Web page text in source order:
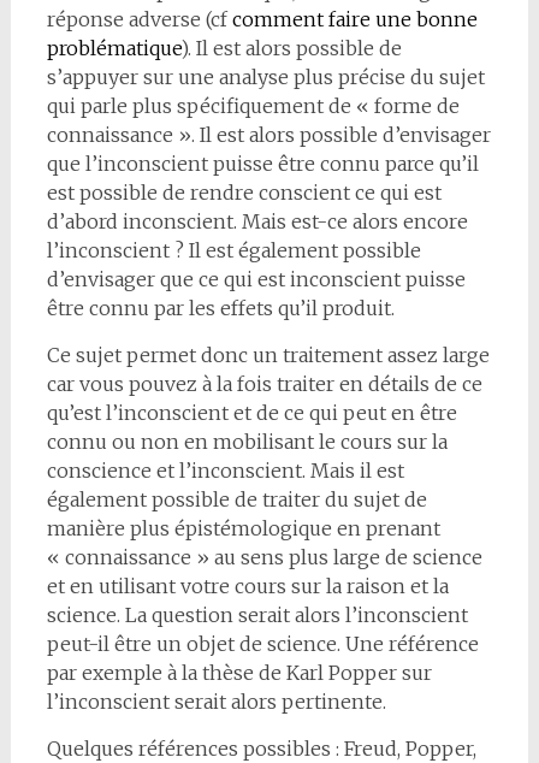
réponse adverse (cfcomment faire une bonne
problématique). Il est alors possible de
s’appuyer sur une analyse plus précise du sujet
qui parle plus spécifiquement de « forme de
connaissance ». Il est alors possible d’envisager
que l’inconscient puisse être connu parce qu’il
est possible de rendre conscient ce qui est
d’abord inconscient. Mais est-ce alors encore
l’inconscient ? Il est également possible
d’envisager que ce qui est inconscient puisse
être connu par les effets qu’il produit.
Ce sujet permet donc un traitement assez large
car vous pouvez à la fois traiter en détails de ce
qu’est l’inconscient et de ce qui peut en être
connu ou non en mobilisant le cours sur la
conscience et l’inconscient. Mais il est
également possible de traiter du sujet de
manière plus épistémologique en prenant
« connaissance » au sens plus large de science
et en utilisant votre cours sur la raison et la
science. La question serait alors l’inconscient
peut-il être un objet de science. Une référence
par exemple à la thèse de Karl Popper sur
l’inconscient serait alors pertinente.
Quelques références possibles : Freud, Popper,